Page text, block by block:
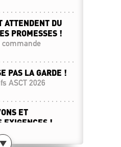
ATTENDENT DU
PROMESSES !
commande
PAS LA GARDE !
ASCT 2026
ET
EXIGENCES !